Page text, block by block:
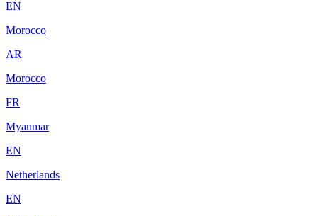
EN
Morocco
AR
Morocco
FR
Myanmar
EN
Netherlands
EN